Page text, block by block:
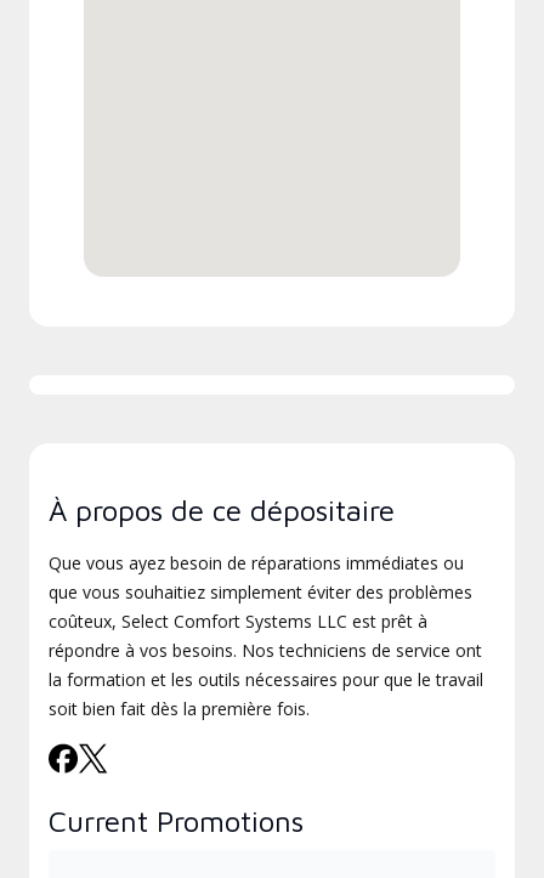
À propos de ce dépositaire
Que vous ayez besoin de réparations immédiates ou
que vous souhaitiez simplement éviter des problèmes
coûteux, Select Comfort Systems LLC est prêt à
répondre à vos besoins. Nos techniciens de service ont
la formation et les outils nécessaires pour que le travail
soit bien fait dès la première fois.
Current Promotions